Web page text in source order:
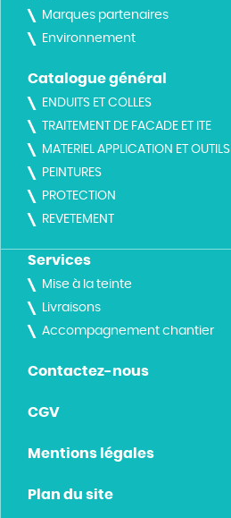
Marques partenaires
Environnement
Catalogue général
ENDUITS ET COLLES
TRAITEMENT DE FACADE ET ITE
MATERIEL APPLICATION ET OUTILS
PEINTURES
PROTECTION
REVETEMENT
Services
Mise à la teinte
Livraisons
Accompagnement chantier
Contactez-nous
CGV
Mentions légales
Plan du site